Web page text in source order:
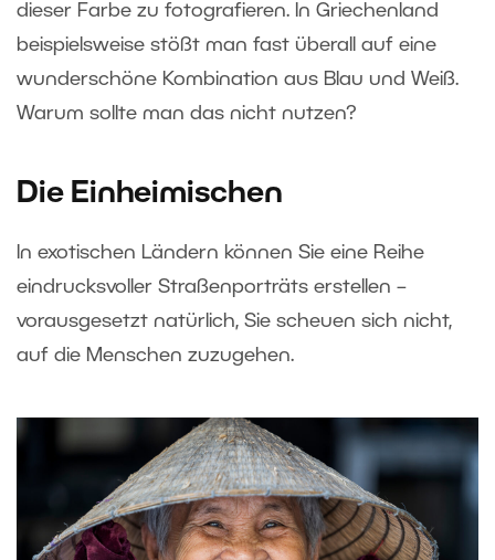
dieser Farbe zu fotografieren. In Griechenland
beispielsweise stößt man fast überall auf eine
wunderschöne Kombination aus Blau und Weiß.
Warum sollte man das nicht nutzen?
Die Einheimischen
In exotischen Ländern können Sie eine Reihe
eindrucksvoller Straßenporträts erstellen –
vorausgesetzt natürlich, Sie scheuen sich nicht,
auf die Menschen zuzugehen.